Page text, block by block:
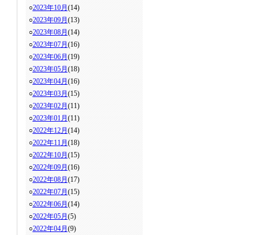
○2023年10月 (14)
○2023年09月 (13)
○2023年08月 (14)
○2023年07月 (16)
○2023年06月 (19)
○2023年05月 (18)
○2023年04月 (16)
○2023年03月 (15)
○2023年02月 (11)
○2023年01月 (11)
○2022年12月 (14)
○2022年11月 (18)
○2022年10月 (15)
○2022年09月 (16)
○2022年08月 (17)
○2022年07月 (15)
○2022年06月 (14)
○2022年05月 (5)
○2022年04月 (9)